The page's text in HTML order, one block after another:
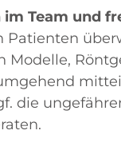
Team und
Patienten
Modelle,
die